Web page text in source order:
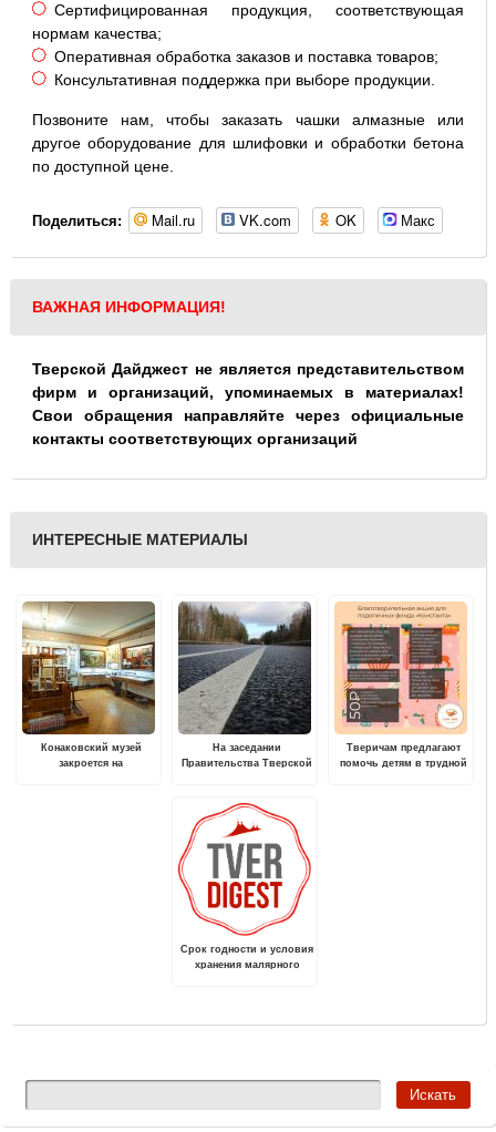
Сертифицированная продукция, соответствующая
нормам качества;
Оперативная обработка заказов и поставка товаров;
Консультативная поддержка при выборе продукции.
Позвоните нам, чтобы заказать чашки алмазные или
другое оборудование для шлифовки и обработки бетона
по доступной цене.
Поделиться: Mail.ru VK.com OK Макс
ВАЖНАЯ ИНФОРМАЦИЯ!
Тверской Дайджест не является представительством
фирм и организаций, упоминаемых в материалах!
Свои обращения направляйте через официальные
контакты соответствующих организаций
ИНТЕРЕСНЫЕ МАТЕРИАЛЫ
Конаковский музей
закроется на
На заседании
Правительства Тверской
дорожных работ на
ближайшие 5 лет
Тверичам предлагают
помочь детям в трудной
Срок годности и условия
хранения малярного